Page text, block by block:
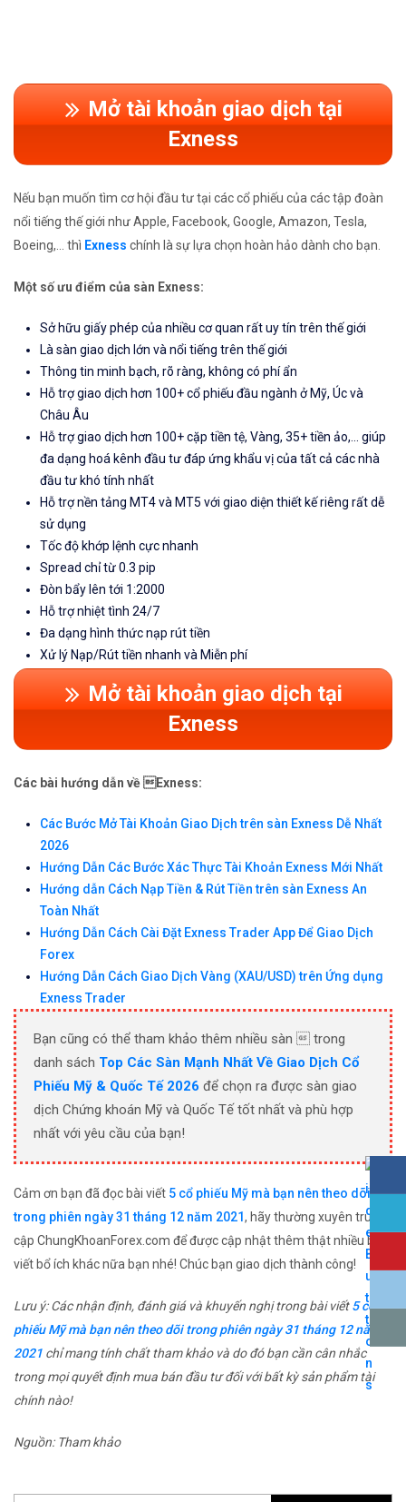
Mở tài khoản giao dịch tại
Exness
Nếu bạn muốn tìm cơ hội đầu tư tại các cổ phiếu của các tập đoàn
nổi tiếng thế giới như Apple, Facebook, Google, Amazon, Tesla,
Boeing,... thì Exness chính là sự lựa chọn hoàn hảo dành cho bạn.
Một số ưu điểm của sàn Exness:
Sở hữu giấy phép của nhiều cơ quan rất uy tín trên thế giới
Là sàn giao dịch lớn và nổi tiếng trên thế giới
Thông tin minh bạch, rõ ràng, không có phí ẩn
Hỗ trợ giao dịch hơn 100+ cổ phiếu đầu ngành ở Mỹ, Úc và
Châu Âu
Hỗ trợ giao dịch hơn 100+ cặp tiền tệ, Vàng, 35+ tiền ảo,... giúp
đa dạng hoá kênh đầu tư đáp ứng khẩu vị của tất cả các nhà
đầu tư khó tính nhất
Hỗ trợ nền tảng MT4 và MT5 với giao diện thiết kế riêng rất dễ
sử dụng
Tốc độ khớp lệnh cực nhanh
Spread chỉ từ 0.3 pip
Đòn bẩy lên tới 1:2000
Hỗ trợ nhiệt tình 24/7
Đa dạng hình thức nạp rút tiền
Xử lý Nạp/Rút tiền nhanh và Miễn phí
Mở tài khoản giao dịch tại
Exness
Các bài hướng dẫn về Exness:
Các Bước Mở Tài Khoản Giao Dịch trên sàn Exness Dễ Nhất
2026
Hướng Dẫn Các Bước Xác Thực Tài Khoản Exness Mới Nhất
Hướng dẫn Cách Nạp Tiền & Rút Tiền trên sàn Exness An
Toàn Nhất
Hướng Dẫn Cách Cài Đặt Exness Trader App Để Giao Dịch
Forex
Hướng Dẫn Cách Giao Dịch Vàng (XAU/USD) trên Ứng dụng
Exness Trader
Bạn cũng có thể tham khảo thêm nhiều sàn  trong
danh sách Top Các Sàn Mạnh Nhất Về Giao Dịch Cổ
Phiếu Mỹ & Quốc Tế 2026 để chọn ra được sàn giao
dịch Chứng khoán Mỹ và Quốc Tế tốt nhất và phù hợp
nhất với yêu cầu của bạn!
Cảm ơn bạn đã đọc bài viết 5 cổ phiếu Mỹ mà bạn nên theo dõi
trong phiên ngày 31 tháng 12 năm 2021, hãy thường xuyên truy
cập ChungKhoanForex.com để được cập nhật thêm thật nhiều bài
viết bổ ích khác nữa bạn nhé! Chúc bạn giao dịch thành công!
Lưu ý: Các nhận định, đánh giá và khuyến nghị trong bài viết5 cổ
phiếu Mỹ mà bạn nên theo dõi trong phiên ngày 31 tháng 12 năm
2021 chỉ mang tính chất tham khảo và do đó bạn cần cân nhắc
trong mọi quyết định mua bán đầu tư đối với bất kỳ sản phẩm tài
chính nào!
Nguồn: Tham khảo